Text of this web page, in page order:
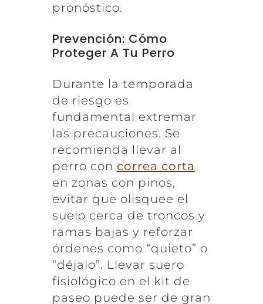
pronóstico.
Prevención: Cómo
Proteger A Tu Perro
Durante la temporada
de riesgo es
fundamental extremar
las precauciones. Se
recomienda llevar al
perro con correa corta
en zonas con pinos,
evitar que olisquee el
suelo cerca de troncos y
ramas bajas y reforzar
órdenes como “quieto” o
“déjalo”. Llevar suero
fisiológico en el kit de
paseo puede ser de gran